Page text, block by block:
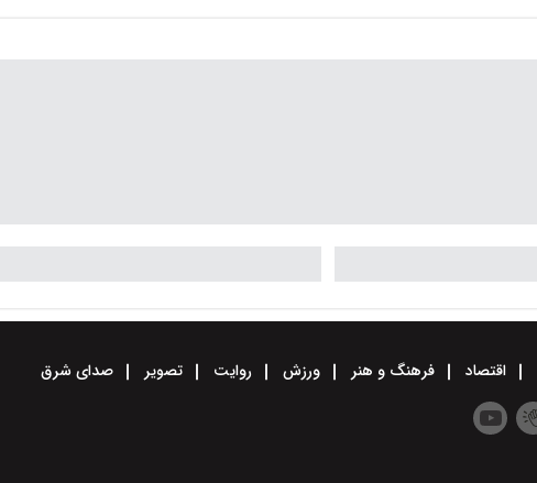
اقتصاد فرهنگ و هنر ورزش روایت تصویر صدای شرق